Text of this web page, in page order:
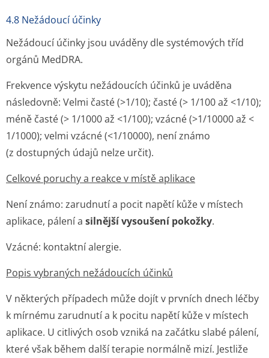
4.8 Nežádoucí účinky
Nežádoucí účinky jsou uváděny dle systémových tříd
orgánů MedDRA.
Frekvence výskytu nežádoucích účinků je uváděna
následovně: Velmi časté (>1/10); časté (> 1/100 až <1/10);
méně časté (> 1/1000 až <1/100); vzácné (>1/10000 až <
1/1000); velmi vzácné (<1/10000), není známo
(z dostupných údajů nelze určit).
Celkové poruchy a reakce v místě aplikace
Není známo: zarudnutí a pocit napětí kůže v místech
aplikace, pálení a silnější vysoušení pokožky.
Vzácné: kontaktní alergie.
Popis vybraných nežádoucích účinků
V některých případech může dojít v prvních dnech léčby
k mírnému zarudnutí a k pocitu napětí kůže v místech
aplikace. U citlivých osob vzniká na začátku slabé pálení,
které však během další terapie normálně mizí. Jestliže